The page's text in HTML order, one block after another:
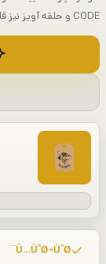
CODE و حلقه آویز نیز قابل سفارش هستند.
Ù…ÙˆØ¬ÙˆØ¯